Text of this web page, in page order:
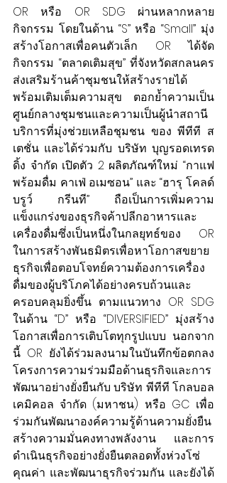
OR หรือ OR SDG ผ่านหลากหลาย
กิจกรรม โดยในด้าน “S” หรือ “Small” มุ่ง
สร้างโอกาสเพื่อคนตัวเล็ก OR ได้จัด
กิจกรรม “ตลาดเติมสุข” ที่จังหวัดสกลนคร
ส่งเสริมร้านค้าชุมชนให้สร้างรายได้
พร้อมเติมเต็มความสุข ตอกย้ำความเป็น
ศูนย์กลางชุมชนและความเป็นผู้นำสถานี
บริการที่มุ่งช่วยเหลือชุมชน ของ พีทีที ส
เตชั่น และได้ร่วมกับ บริษัท บุญรอดเทรด
ดิ้ง จำกัด เปิดตัว 2 ผลิตภัณฑ์ใหม่ “กาแฟ
พร้อมดื่ม คาเฟ่ อเมซอน” และ “ฮารุ โคลด์
บรูว์ กรีนที” ถือเป็นการเพิ่มความ
แข็งแกร่งของธุรกิจค้าปลีกอาหารและ
เครื่องดื่มซึ่งเป็นหนึ่งในกลยุทธ์ของ OR
ในการสร้างพันธมิตรเพื่อหาโอกาสขยาย
ธุรกิจเพื่อตอบโจทย์ความต้องการเครื่อง
ดื่มของผู้บริโภคได้อย่างครบถ้วนและ
ครอบคลุมยิ่งขึ้น ตามแนวทาง OR SDG
ในด้าน “D” หรือ “DIVERSIFIED” มุ่งสร้าง
โอกาสเพื่อการเติบโตทุกรูปแบบ นอกจาก
นี้ OR ยังได้ร่วมลงนามในบันทึกข้อตกลง
โครงการความร่วมมือด้านธุรกิจและการ
พัฒนาอย่างยั่งยืนกับ บริษัท พีทีที โกลบอล
เคมิคอล จำกัด (มหาชน) หรือ GC เพื่อ
ร่วมกันพัฒนาองค์ความรู้ด้านความยั่งยืน
สร้างความมั่นคงทางพลังงาน และการ
ดำเนินธุรกิจอย่างยั่งยืนตลอดทั้งห่วงโซ่
คุณค่า และพัฒนาธุรกิจร่วมกัน และยังได้